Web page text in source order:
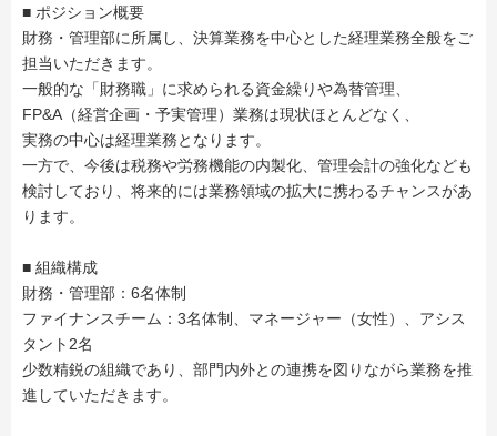
■ ポジション概要
財務・管理部に所属し、決算業務を中心とした経理業務全般をご
担当いただきます。
一般的な「財務職」に求められる資金繰りや為替管理、
FP&A（経営企画・予実管理）業務は現状ほとんどなく、
実務の中心は経理業務となります。
一方で、今後は税務や労務機能の内製化、管理会計の強化なども
検討しており、将来的には業務領域の拡大に携わるチャンスがあ
ります。
■ 組織構成
財務・管理部：6名体制
ファイナンスチーム：3名体制、マネージャー（女性）、アシス
タント2名
少数精鋭の組織であり、部門内外との連携を図りながら業務を推
進していただきます。